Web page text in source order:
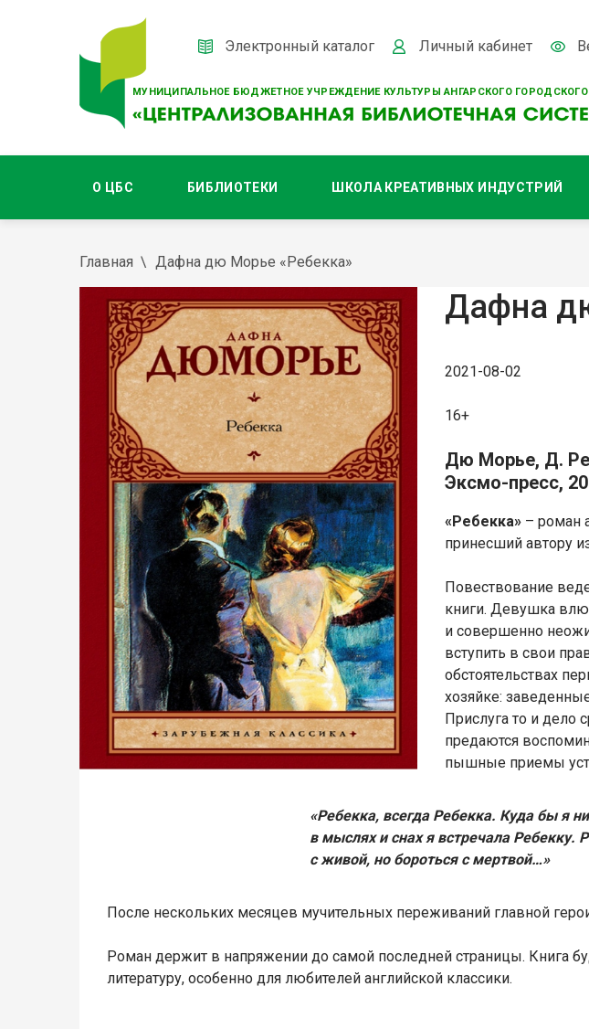
МУНИЦИПАЛЬНОЕ БЮДЖЕТНОЕ УЧРЕЖДЕНИЕ КУЛЬТУРЫ АНГАРСКОГО ГОРОДСКОГО
Электронный каталог Личный кабинет
О ЦБС БИБЛИОТЕКИ ШКОЛА КРЕАТИВНЫХ ИНДУСТРИЙ
Главная Дафна дю Морье «Ребекка»
Дафна
2021-08-02
16+
Дю Морье, Д.
Эксмо-пресс,
«Ребекка» – роман
принесший автору
Повествование
книги. Девушка
и совершенно
вступить в свои
обстоятельствах
хозяйке:
Прислуга то и дело
предаются
пышные приемы
«Ребекка, всегда Ребекка. Куда бы я
в мыслях и снах я встречала Ребекку.
с живой, но бороться с мертвой…»
После нескольких месяцев мучительных переживаний главной
Роман держит в напряжении до самой последней страницы. Книга
литературу, особенно для любителей английской классики.